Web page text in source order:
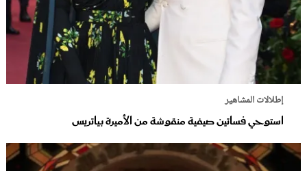
إطلالات المشاهير
استوحي فساتين صيفية منقوشة من الأميرة بياتريس